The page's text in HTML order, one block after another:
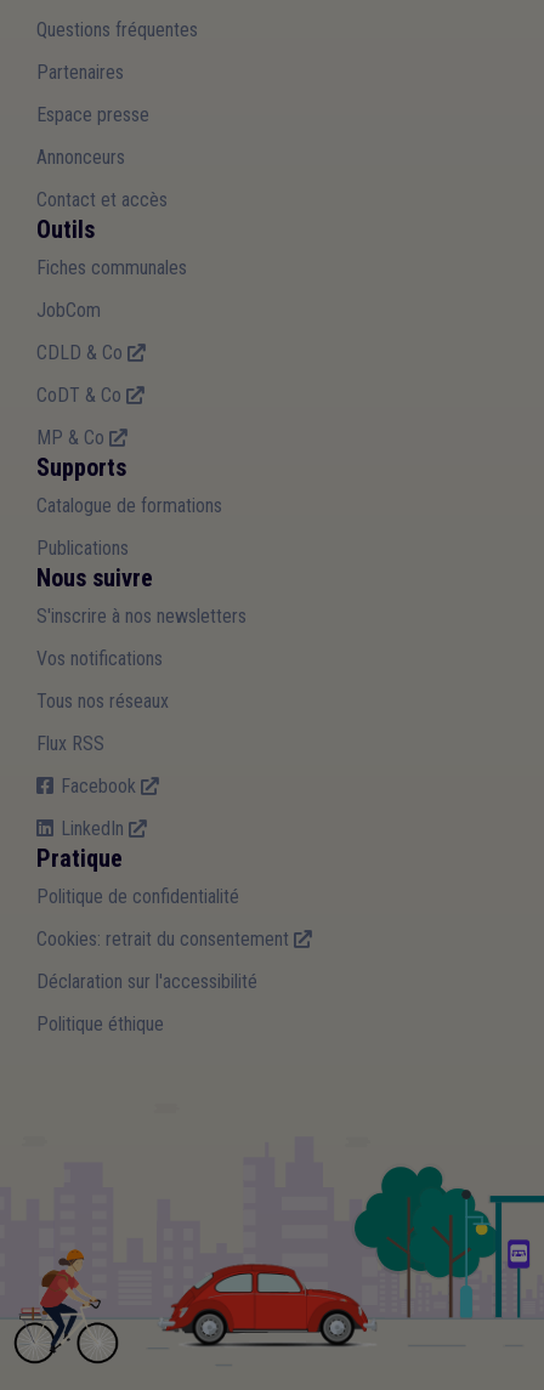
Questions fréquentes
Partenaires
Espace presse
Annonceurs
Contact et accès
Outils
Fiches communales
JobCom
CDLD & Co
CoDT & Co
MP & Co
Supports
Catalogue de formations
Publications
Nous suivre
S'inscrire à nos newsletters
Vos notifications
Tous nos réseaux
Flux RSS
Facebook
LinkedIn
Pratique
Politique de confidentialité
Cookies: retrait du consentement
Déclaration sur l'accessibilité
Politique éthique